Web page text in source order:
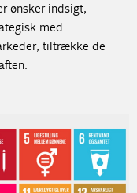
ønsker indsigt,
med
tiltrække de